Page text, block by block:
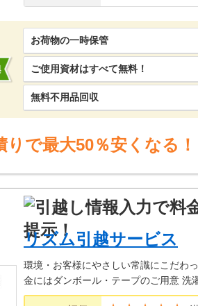
お荷物の一時保管
ご使用資材はすべて無料！
無料不用品回収
りで最大50％安くなる！
リズム引越サービス
環境・お客様にやさしい常識にこだわ
金にはダンボール・テープのご用意 洗